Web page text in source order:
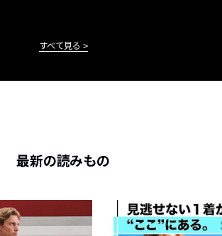
すべて見る
最新の読みもの